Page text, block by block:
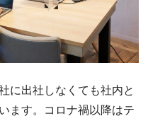
に出社しなくても社内と
ます。コロナ禍以降はテ